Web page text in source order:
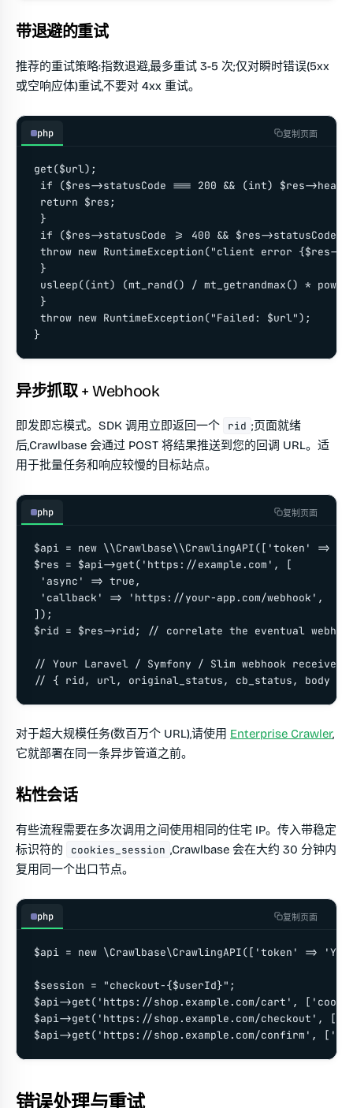
带退避的重试
推荐的重试策略:指数退避,最多重试 3-5 次;仅对瞬时错误(5xx
或空响应体)重试,不要对 4xx 重试。
php 复制页面
get($url);
if ($res->statusCode === 200 && (int) $res-
return $res;
}
if ($res->statusCode >= 400 && $res->statusCode
throw new RuntimeException("client error {$res-
}
usleep((int) (mt_rand() / mt_getrandmax() *
}
throw new RuntimeException("Failed: $url");
}
异步抓取 + Webhook
即发即忘模式。SDK 调用立即返回一个 rid ;页面就绪
后,Crawlbase 会通过 POST 将结果推送到您的回调 URL。适
用于批量任务和响应较慢的目标站点。
php 复制页面
$api = new \\Crawlbase\\CrawlingAPI(['token' =>
$res = $api->get('https://example.com', [
'async' => true,
'callback' => 'https://your-app.com/webhook',
]);
$rid = $res->rid; // correlate the eventual
// Your Laravel / Symfony / Slim webhook receives
// { rid, url, original_status, cb_status, body }
对于超大规模任务(数百万个 URL),请使用 Enterprise Crawler,
它就部署在同一条异步管道之前。
粘性会话
有些流程需要在多次调用之间使用相同的住宅 IP。传入带稳定
标识符的
cookies_session ,Crawlbase 会在大约 30 分钟内
复用同一个出口节点。
php 复制页面
$api = new \Crawlbase\CrawlingAPI(['token' =>
$session = "checkout-{$userId}";
$api->get('https://shop.example.com/cart',
$api->get('https://shop.example.com/checkout',
$api->get('https://shop.example.com/confirm',
错误处理与重试